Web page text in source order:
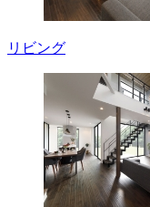
リビング